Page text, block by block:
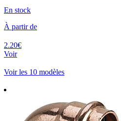
En stock
À partir de
2.20€
Voir
Voir les 10 modèles